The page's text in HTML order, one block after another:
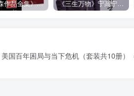
《周梅森作品全集》[共30册] 《三生万物》宁高宁（epub+mobi+azw3+pdf）
美国百年困局与当下危机（套装共10册）